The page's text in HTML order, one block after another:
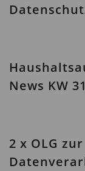
News KW
2 x OLG